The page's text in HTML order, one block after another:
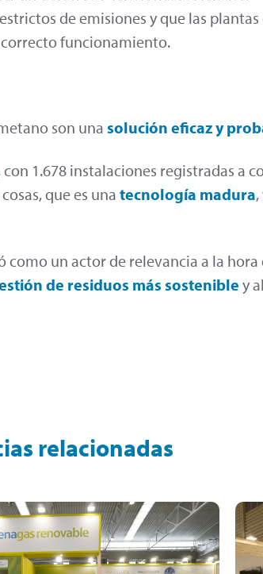
de emisiones y que las
funcionamiento.
son una solución eficaz y
con 1.678 instalaciones registradas a
que es una tecnología madura
como un actor de relevancia a la hora
de residuos más sostenibley
relacionadas